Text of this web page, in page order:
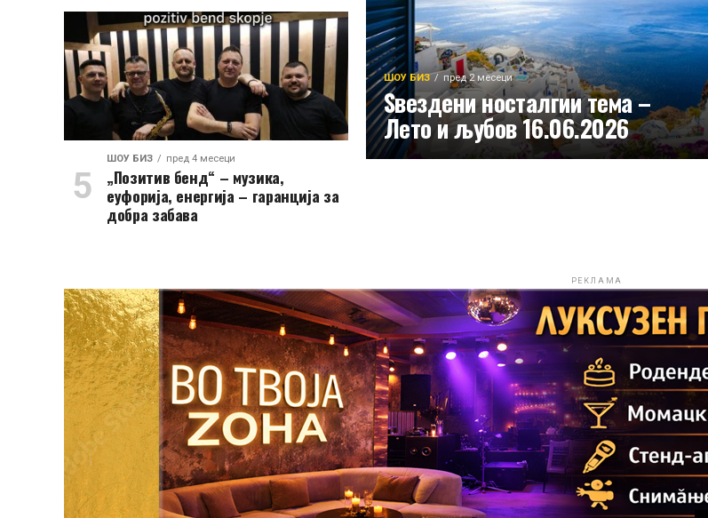
ШОУ БИЗ пред 2 месеци
Ѕвездени носталгии тема –
Лето и љубов 16.06.2026
ШОУ БИЗ пред 4 месеци
„Позитив бенд“ – музика,
еуфорија, енергија – гаранција за
добра забава
РЕКЛАМА